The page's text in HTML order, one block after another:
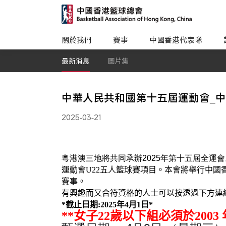
關於我們 賽事 中國香港代表隊
最新消息 圖片集
中華人民共和國第十五屆運動會_
2025-03-21
粵港澳三地將共同承辦2025年第十五屆全運
運動會U22五人籃球賽項目。 本會將舉行中國
賽事。
有興趣而又合符資格的人士可以按透過下方連
*截止日期:2025年4月1日*
**女子22歲以下組必須於2003